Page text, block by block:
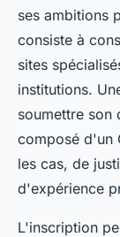
ses ambitions
consiste à
sites
institutions.
soumettre son
composé d'un
les cas, de
d'expérience
L'inscription